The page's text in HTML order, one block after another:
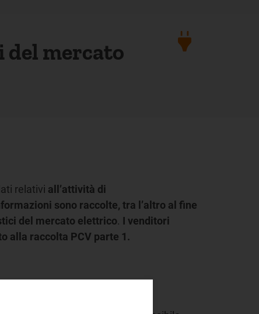
del mercato
relativi all’attività di
sono raccolte, tra l’altro al fine
del mercato elettrico. I venditori
alla raccolta PCV parte 1.